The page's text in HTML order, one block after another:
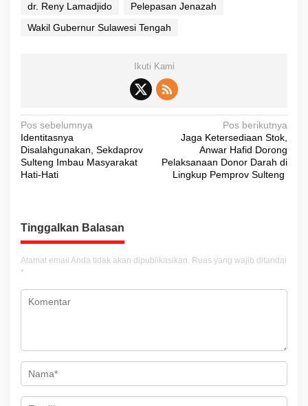
dr. Reny Lamadjido
Pelepasan Jenazah
Wakil Gubernur Sulawesi Tengah
Ikuti Kami
N
a
v
a
s
i
o
Pos sebelumnya
Identitasnya
Disalahgunakan, Sekdaprov
Sulteng Imbau Masyarakat
Hati-Hati
Pos berikutnya
Jaga Ketersediaan Stok,
Anwar Hafid Dorong
Pelaksanaan Donor Darah di
Lingkup Pemprov Sulteng
Tinggalkan Balasan
Alamat email Anda tidak akan dipublikasikan. Ruas yang wajib ditandai
*